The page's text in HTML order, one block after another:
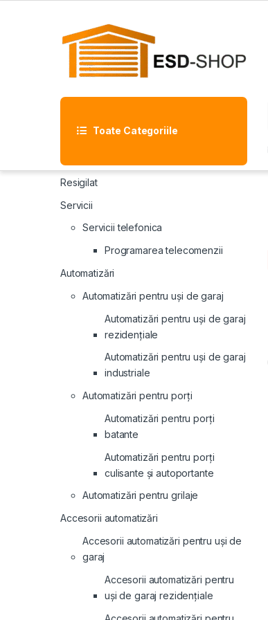
Toate Categoriile
Resigilat
Servicii
Servicii telefonica
Programarea telecomenzii
Automatizări
Automatizări pentru uși de garaj
Automatizări pentru uși de garaj
rezidențiale
Automatizări pentru uși de garaj
industriale
Automatizări pentru porți
Automatizări pentru porți
batante
Automatizări pentru porți
culisante și autoportante
Automatizări pentru grilaje
Accesorii automatizări
Accesorii automatizări pentru uși de
garaj
Accesorii automatizări pentru
uși de garaj rezidențiale